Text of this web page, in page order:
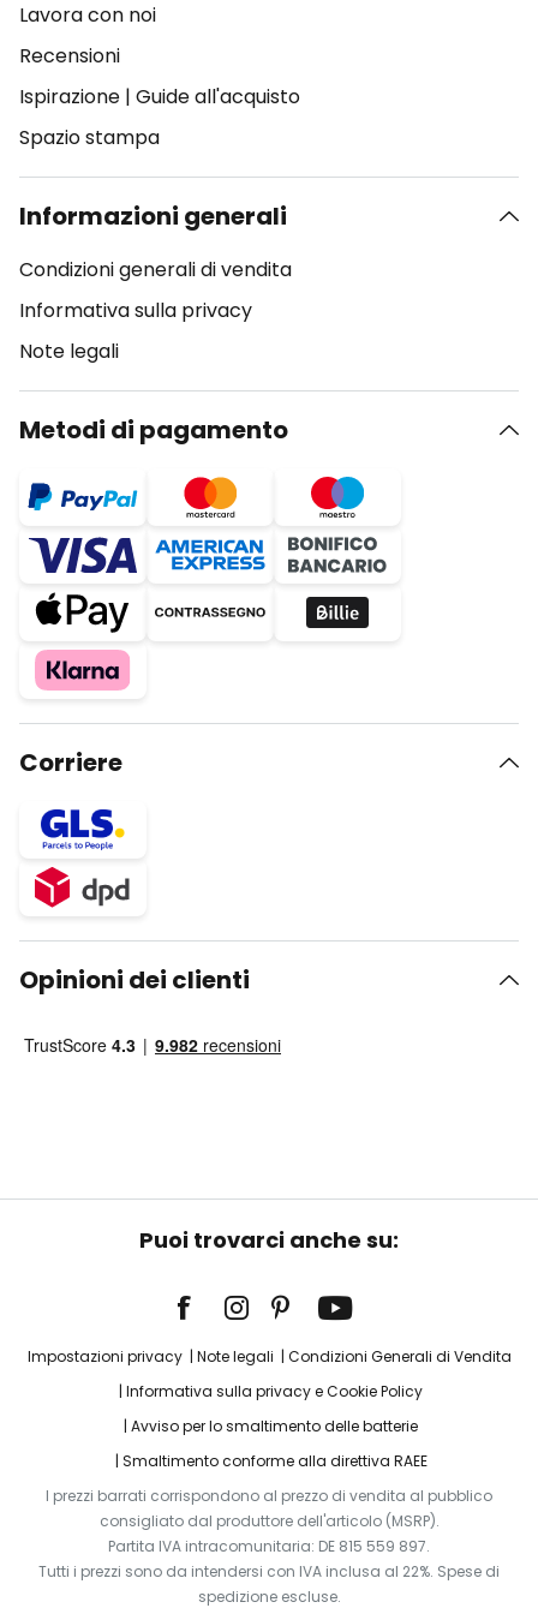
Lavora con noi
Recensioni
Ispirazione | Guide all'acquisto
Spazio stampa
Informazioni generali
Condizioni generali di vendita
Informativa sulla privacy
Note legali
Metodi di pagamento
Corriere
Opinioni dei clienti
Puoi trovarci anche su:
Impostazioni privacy Note legali
Condizioni Generali di Vendita
Informativa sulla privacy e Cookie Policy
Avviso per lo smaltimento delle batterie
Smaltimento conforme alla direttiva RAEE
I prezzi barrati corrispondono al prezzo di vendita al pubblico
consigliato dal produttore dell'articolo (MSRP).
Partita IVA intracomunitaria: DE 815 559 897.
Tutti i prezzi sono da intendersi con IVA inclusa al 22%. Spese di
spedizione escluse.